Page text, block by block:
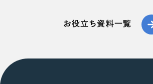
お役立ち資料一覧